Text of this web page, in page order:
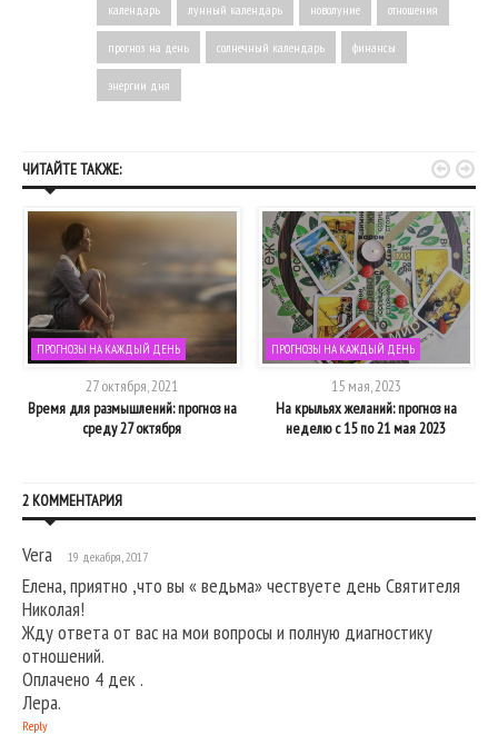
календарь лунный календарь новолуние отношения
прогноз на день солнечный календарь финансы
энергии дня
ЧИТАЙТЕ ТАКЖЕ:
ПРОГНОЗЫ НА КАЖДЫЙ ДЕНЬ
27 октября, 2021
Время для размышлений: прогноз на
среду 27 октября
ПРОГНОЗЫ НА КАЖДЫЙ ДЕНЬ
15 мая, 2023
На крыльях желаний: прогноз на
неделю с 15 по 21 мая 2023
 
2 КОММЕНТАРИЯ
Vera 19 декабря, 2017
Елена, приятно ,что вы « ведьма» чествуете день Святителя
Николая!
Жду ответа от вас на мои вопросы и полную диагностику
отношений.
Оплачено 4 дек .
Лера.
Reply